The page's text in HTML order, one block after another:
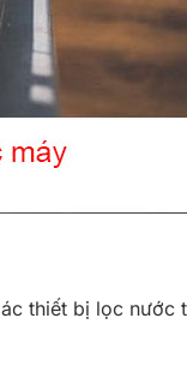
thiết bị lọc nước